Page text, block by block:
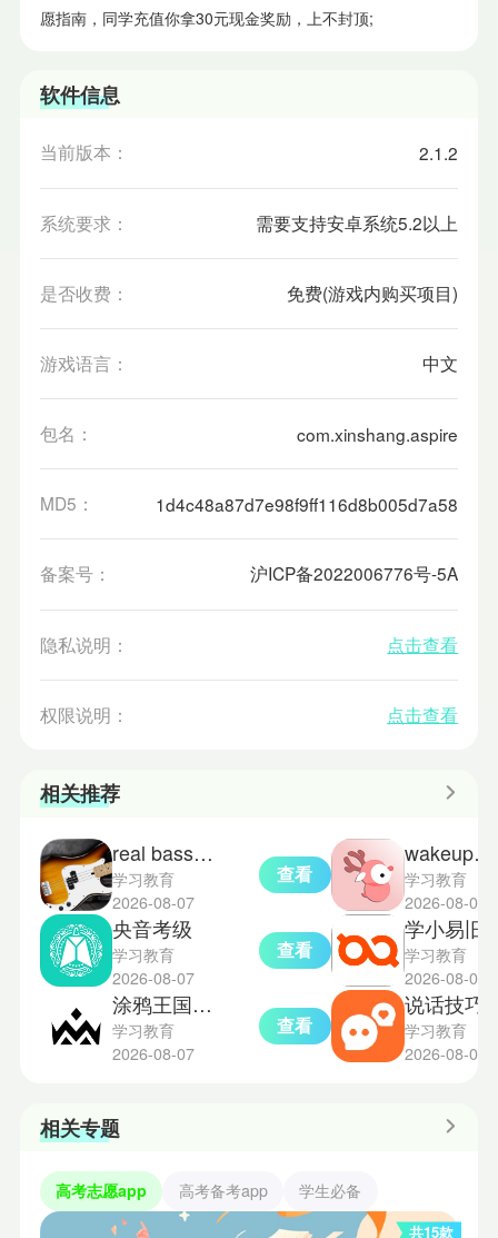
愿指南，同学充值你拿30元现金奖励，上不封顶;
软件信息
当前版本： 2.1.2
系统要求： 需要支持安卓系统5.2以上
是否收费： 免费(游戏内购买项目)
游戏语言： 中文
包名： com.xinshang.aspire
MD5： 1d4c48a87d7e98f9ff116d8b005d7a58
备案号： 沪ICP备2022006776号-5A
隐私说明： 点击查看
权限说明： 点击查看
相关推荐
real bass电贝司吉他
学习教育
2026-08-07
查看
央音考级
学习教育
2026-08-07
查看
涂鸦王国绘画平台
学习教育
2026-08-07
查看
wakeup课程表旧版本
学习教育
2026-08-07
学习教育
2026-08-07
说话技巧
学习教育
2026-08-06
相关专题
高考志愿app 高考备考app 学生必备
共15款